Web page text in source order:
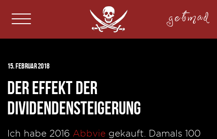
getmad
15. Februar 2018
Der Effekt der
Dividendensteigerung
Ich habe 2016 Abbvie gekauft. Damals 100